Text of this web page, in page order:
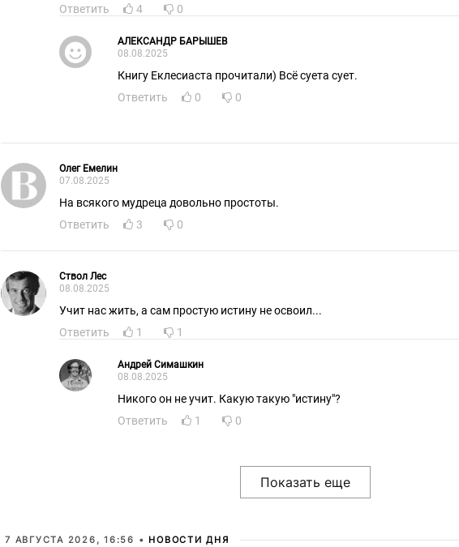
Ответить
4 0
АЛЕКСАНДР БАРЫШЕВ
08.08.2025
Книгу Еклесиаста прочитали) Всё суета сует.
Ответить
0 0
Олег Емелин
07.08.2025
На всякого мудреца довольно простоты.
Ответить
3 0
Ствол Лес
08.08.2025
Учит нас жить, а сам простую истину не освоил...
Ответить
1 1
Aндpeй Cимaшкин
08.08.2025
Никого он не учит. Какую такую "истину"?
Ответить
1 0
7 АВГУСТА 2026, 16:56 • НОВОСТИ ДНЯ